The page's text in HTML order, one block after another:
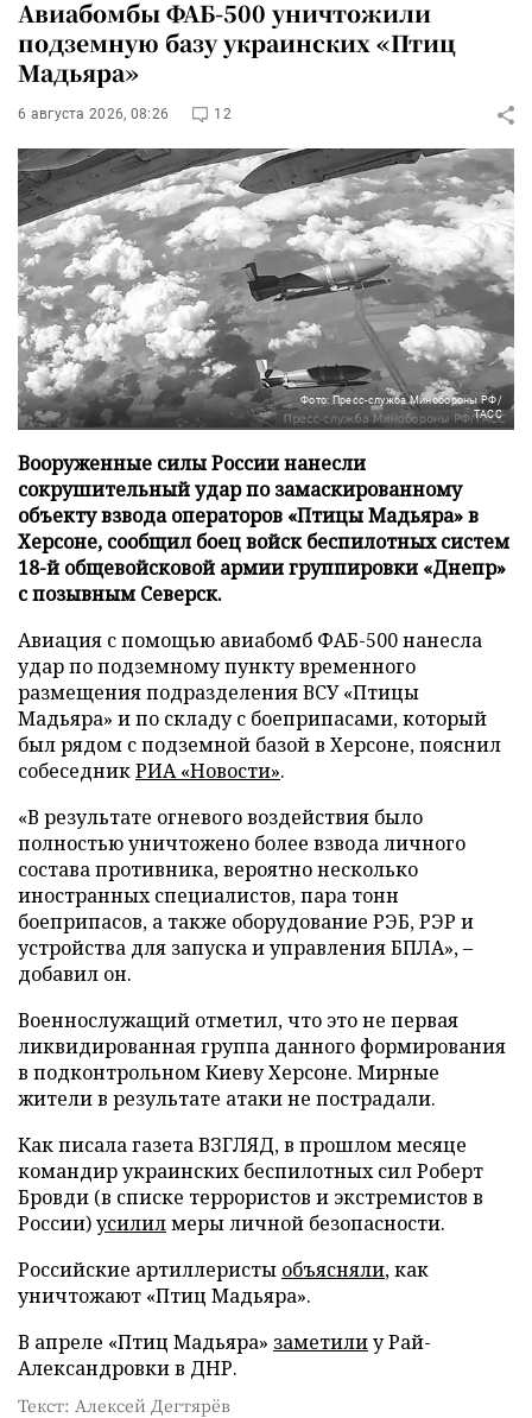
Авиабомбы ФАБ-500 уничтожили
подземную базу украинских «Птиц
Мадьяра»
6 августа 2026, 08:26 12
Фото: Пресс-служба Минобороны РФ/
ТАСС
Вооруженные силы России нанесли
сокрушительный удар по замаскированному
объекту взвода операторов «Птицы Мадьяра» в
Херсоне, сообщил боец войск беспилотных систем
18-й общевойсковой армии группировки «Днепр»
с позывным Северск.
Авиация с помощью авиабомб ФАБ-500 нанесла
удар по подземному пункту временного
размещения подразделения ВСУ «Птицы
Мадьяра» и по складу с боеприпасами, который
был рядом с подземной базой в Херсоне, пояснил
собеседникРИА «Новости».
«В результате огневого воздействия было
полностью уничтожено более взвода личного
состава противника, вероятно несколько
иностранных специалистов, пара тонн
боеприпасов, а также оборудование РЭБ, РЭР и
устройства для запуска и управления БПЛА», –
добавил он.
Военнослужащий отметил, что это не первая
ликвидированная группа данного формирования
в подконтрольном Киеву Херсоне. Мирные
жители в результате атаки не пострадали.
Как писала газета ВЗГЛЯД, в прошлом месяце
командир украинских беспилотных сил Роберт
Бровди (в списке террористов и экстремистов в
России)усилилмеры личной безопасности.
Российские артиллеристы объясняли, как
уничтожают «Птиц Мадьяра».
В апреле «Птиц Мадьяра» заметилиу Рай-
Александровки в ДНР.
Текст: Алексей Дегтярёв